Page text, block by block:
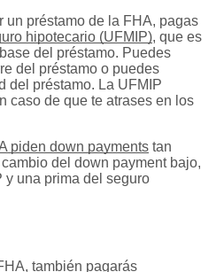
un préstamo de la FHA, pagas
hipotecario (UFMIP), que es
del préstamo. Puedes
del préstamo o puedes
del préstamo. La UFMIP
caso de que te atrases en los
piden down payments tan
del down payment bajo,
y una prima del seguro
también pagarás